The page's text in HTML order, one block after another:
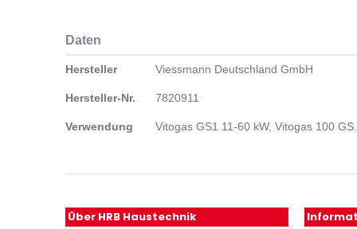
Daten
Daten
Hersteller Viessmann Deutschland GmbH
Hersteller-Nr. 7820911
Verwendung Vitogas GS1 11-60 kW, Vitogas 100
Über HRB Haustechnik